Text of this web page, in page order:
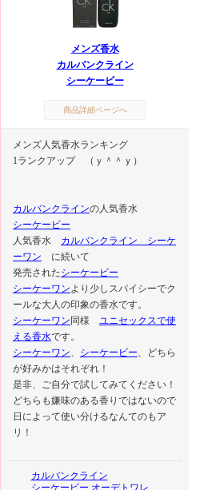
メンズ香水
カルバンクライン
シーケービー
商品詳細ページへ
メンズ人気香水ランキング
1ランクアップ （ｙ＾＾ｙ）
カルバンクラインの人気香水
シーケービー
人気香水 カルバンクライン シーケ
ーワン に続いて
発売されたシーケービー
シーケーワンより少しスパイシーでク
ールな大人の印象の香水です。
シーケーワン 同様 ユニセックスで使
える香水です。
シーケーワン、 シーケービー、どちら
が好みかはそれぞれ！
是非、ご自分で試してみてください！
どちらも嫌味のある香りではないので
日によって使い分けるなんてのもア
リ！
カルバンクライン
シーケービー オーデトワレ